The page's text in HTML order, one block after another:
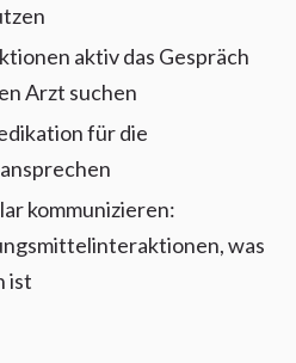
aktiv das Gespräch
Arzt suchen
für die
kommunizieren:
was
ist